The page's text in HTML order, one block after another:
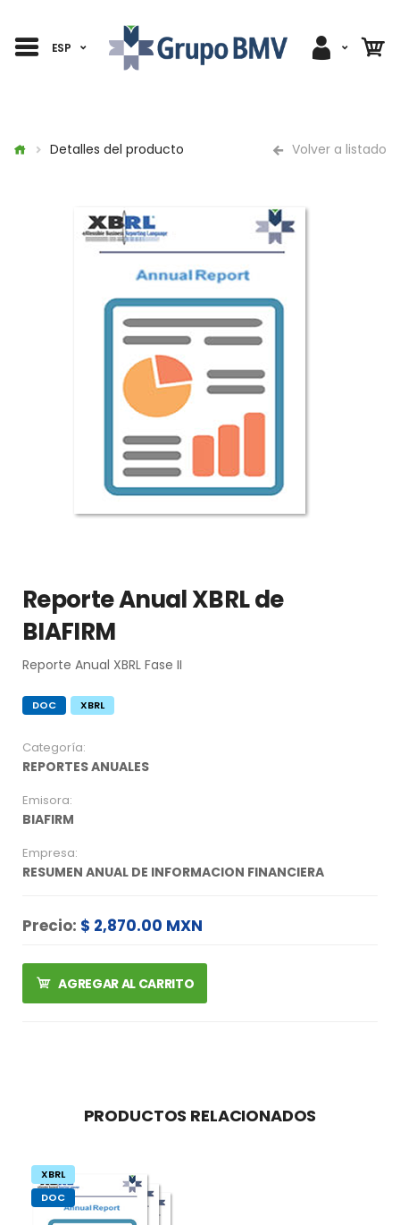
ESP
Detalles del producto Volver a listado
Reporte Anual XBRL de
BIAFIRM
Reporte Anual XBRL Fase II
DOC XBRL
Categoría:
REPORTES ANUALES
Emisora:
BIAFIRM
Empresa:
RESUMEN ANUAL DE INFORMACION FINANCIERA
Precio: $ 2,870.00 MXN
AGREGAR AL CARRITO
PRODUCTOS RELACIONADOS
XBRL
DOC